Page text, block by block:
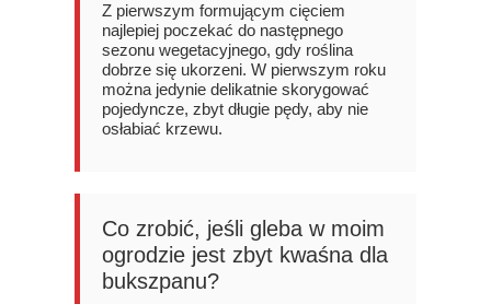
Z pierwszym formującym cięciem
najlepiej poczekać do następnego
sezonu wegetacyjnego, gdy roślina
dobrze się ukorzeni. W pierwszym roku
można jedynie delikatnie skorygować
pojedyncze, zbyt długie pędy, aby nie
osłabiać krzewu.
Co zrobić, jeśli gleba w moim
ogrodzie jest zbyt kwaśna dla
bukszpanu?